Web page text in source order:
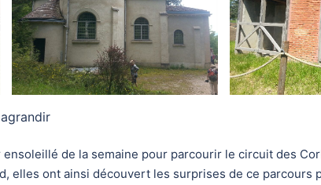
de la semaine pour parcourir le circuit des
elles ont ainsi découvert les surprises de ce parcours